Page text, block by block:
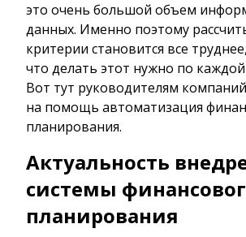
это очень большой объем
данных. Именно поэтому
критерии становится все
что делать этот нужно по каждой
Вот тут руководителям
на помощьавтоматизация
планирования.
Актуальность
системы
планирования